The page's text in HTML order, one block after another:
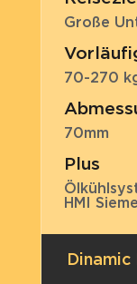
Große
70-270
70mm
Plus
HMI